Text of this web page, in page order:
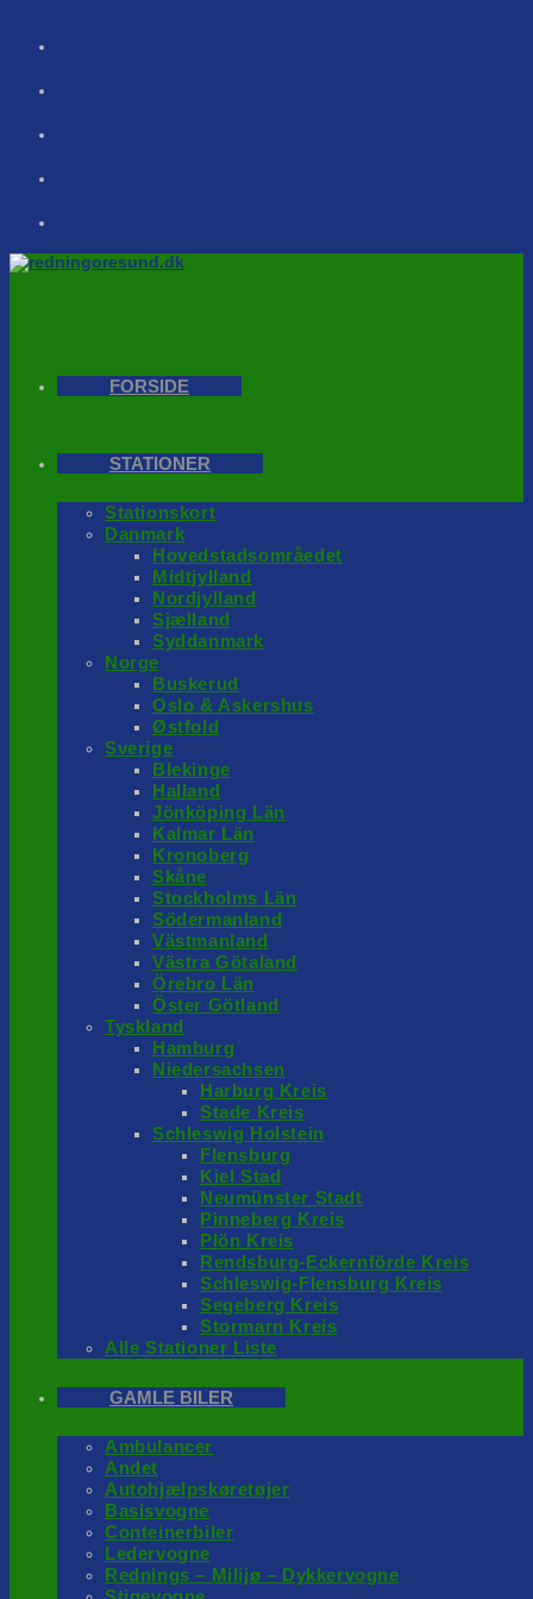
FORSIDE
STATIONER
Stationskort
Danmark
Hovedstadsområedet
Midtjylland
Nordjylland
Sjælland
Syddanmark
Norge
Buskerud
Oslo & Askershus
Østfold
Sverige
Blekinge
Halland
Jönköping Län
Kalmar Län
Kronoberg
Skåne
Stockholms Län
Södermanland
Västmanland
Västra Götaland
Örebro Län
Öster Götland
Tyskland
Hamburg
Niedersachsen
Harburg Kreis
Stade Kreis
Schleswig Holstein
Flensburg
Kiel Stad
Neumünster Stadt
Pinneberg Kreis
Plön Kreis
Rendsburg-Eckernförde Kreis
Schleswig-Flensburg Kreis
Segeberg Kreis
Stormarn Kreis
Alle Stationer Liste
GAMLE BILER
Ambulancer
Andet
Autohjælpskøretøjer
Basisvogne
Conteinerbiler
Ledervogne
Rednings – Milijø – Dykkervogne